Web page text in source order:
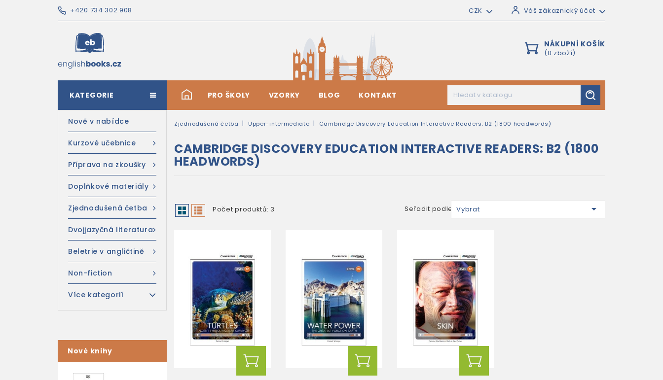
+420 734 302 908 CZK Váš zákaznický účet
NÁKUPNÍ KOŠÍK
(0 zboží)
# PRO ŠKOLY VZORKY BLOG KONTAKT
KATEGORIE
Nově v nabídce
Kurzové učebnice
Příprava na zkoušky
Doplňkové materiály
Zjednodušená četba
Dvojjazyčná literatura
Beletrie v angličtině
Non-fiction
Více kategorií
Nové knihy
Zjednodušená četba Upper-intermediate Cambridge Discovery Education Interactive Readers: B2 (1800 headwords)
CAMBRIDGE DISCOVERY EDUCATION INTERACTIVE READERS: B2 (1800
HEADWORDS)
Počet produktů: 3 Seřadit podle: Vybrat 